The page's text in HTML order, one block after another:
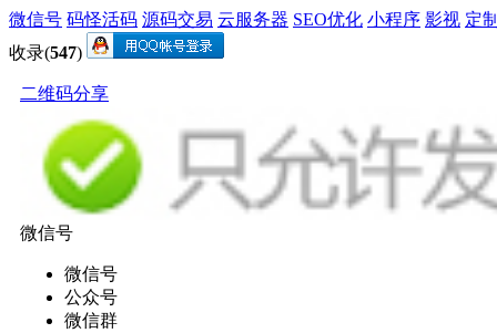
微信号 码怪活码 源码交易 云服务器 SEO优化 小程序 影视 定
收录(547)
二维码分享
微信号
微信号
公众号
微信群